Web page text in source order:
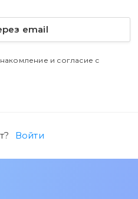
email
и согласие с
Войти